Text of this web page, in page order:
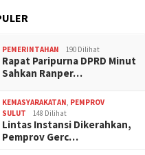
PEMERINTAHAN 190 Dilihat
Rapat Paripurna DPRD Minut
Sahkan Ranper…
KEMASYARAKATAN, PEMPROV
SULUT
148 Dilihat
Lintas Instansi Dikerahkan,
Pemprov Gerc…